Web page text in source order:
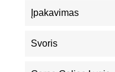
Įpakavimas
Svoris